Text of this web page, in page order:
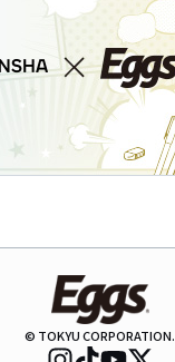
© TOKYU CORPORATION.